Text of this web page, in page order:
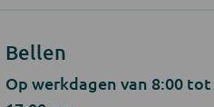
Bellen
Op werkdagen van 8:00 tot